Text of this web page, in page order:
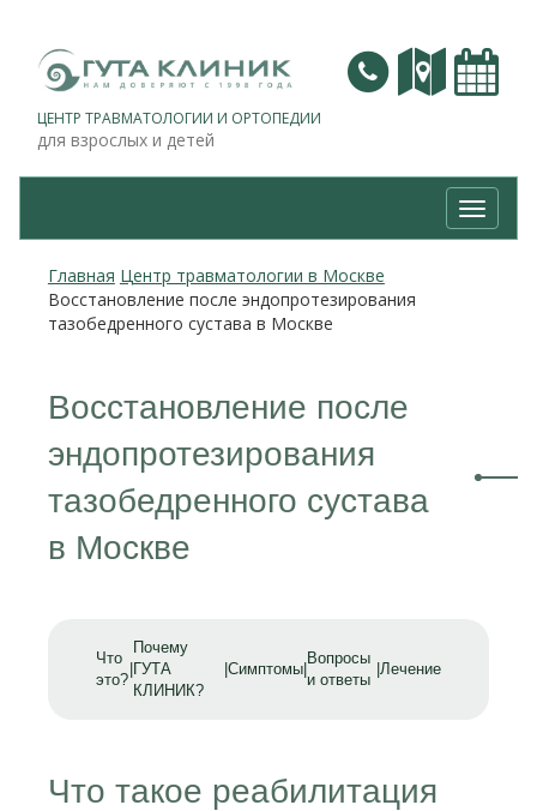
ЦЕНТР ТРАВМАТОЛОГИИ И ОРТОПЕДИИ
для взрослых и детей
Главная Центр травматологии в Москве
Восстановление после эндопротезирования
тазобедренного сустава в Москве
Восстановление после
эндопротезирования
тазобедренного сустава
в Москве
Что
это?
Почему
ГУТА
КЛИНИК?
|Симптомы
Вопросы
и ответы
|Лечение
Что такое реабилитация